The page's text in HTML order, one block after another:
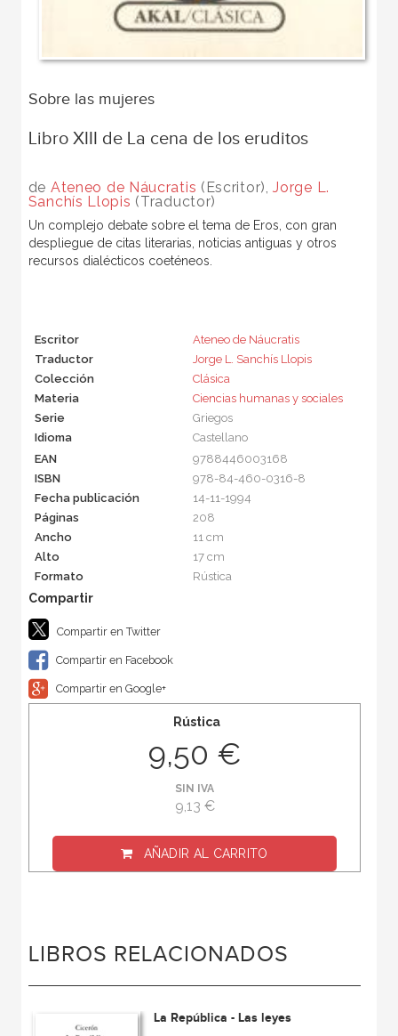
Sobre las mujeres
Libro XIII de La cena de los eruditos
de Ateneo de Náucratis (Escritor),Jorge L.
Sanchís Llopis (Traductor)
Un complejo debate sobre el tema de Eros, con gran
despliegue de citas literarias, noticias antiguas y otros
recursos dialécticos coeténeos.
Escritor
Ateneo de Náucratis
Traductor
Jorge L. Sanchís Llopis
Colección
Clásica
Materia
Ciencias humanas y sociales
Serie
Griegos
Idioma
Castellano
EAN
9788446003168
ISBN
978-84-460-0316-8
Fecha publicación
14-11-1994
Páginas
208
Ancho
11 cm
Alto
17 cm
Formato
Rústica
Compartir en Twitter
Compartir en Facebook
Compartir en Google+
Rústica
9,50 €
SIN IVA
9,13 €
AÑADIR AL CARRITO
LIBROS RELACIONADOS
La República - Las leyes